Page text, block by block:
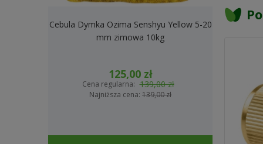
Cebula Dymka Ozima Senshyu Yellow 5-20
mm zimowa 10kg
125,00 zł
Cena regularna: 139,00 zł
Najniższa cena: 139,00 zł
Cebula